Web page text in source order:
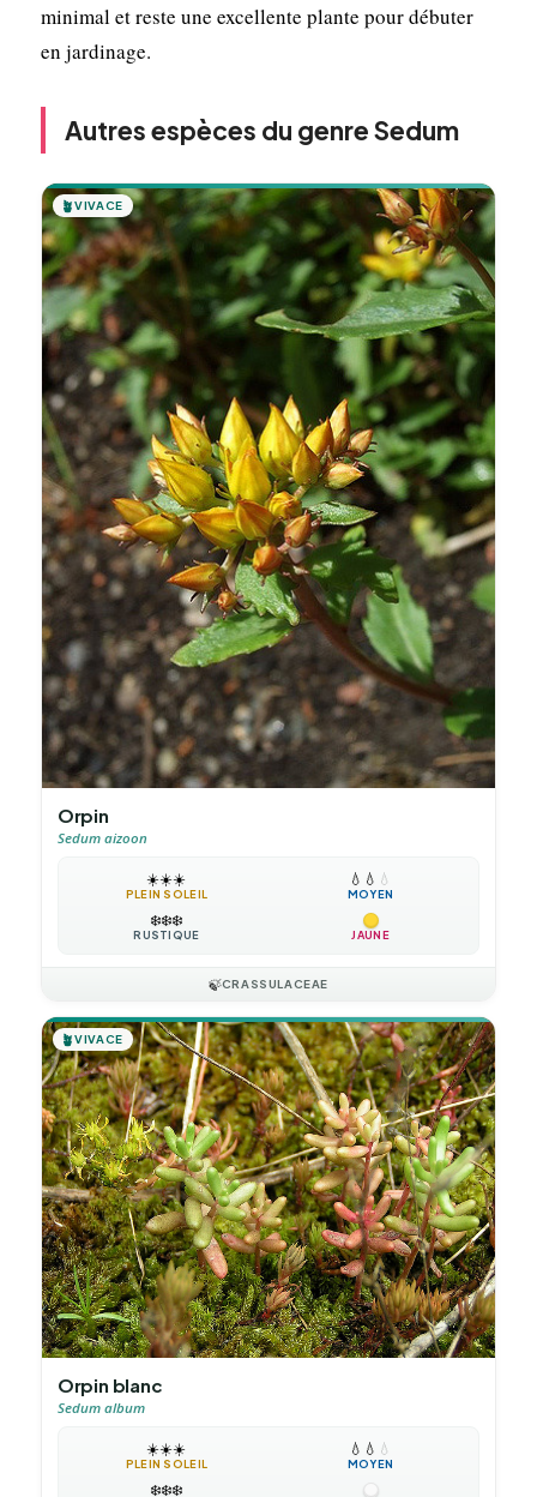
minimal et reste une excellente plante pour débuter
en jardinage.
Autres espèces du genre Sedum
🪴VIVACE
Orpin
Sedum aizoon
☀️☀️☀️
PLEIN SOLEIL
💧 💧 💧
MOYEN
❄️❄️❄️
RUSTIQUE JAUNE
🍃CRASSULACEAE
🪴VIVACE
Orpin blanc
Sedum album
☀️☀️☀️
PLEIN SOLEIL
💧 💧 💧
MOYEN
❄️❄️❄️